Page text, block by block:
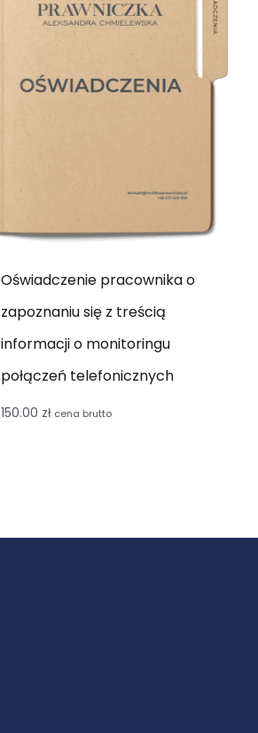
Oświadczenie pracownika o
zapoznaniu się z treścią
informacji o monitoringu
połączeń telefonicznych
150.00 zł cena brutto